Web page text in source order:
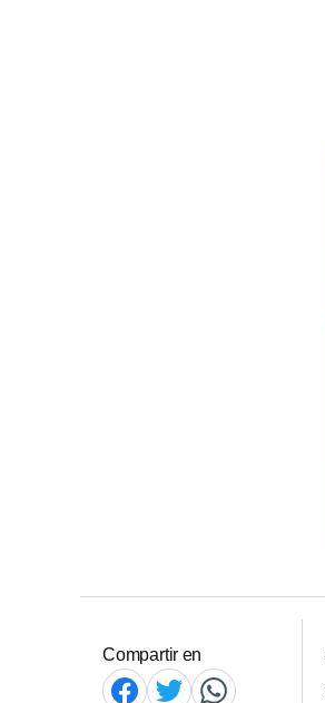
Compartir en